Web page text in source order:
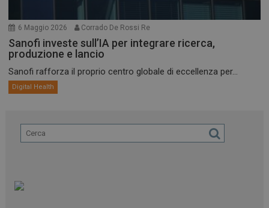
6 Maggio 2026 Corrado De Rossi Re
Sanofi investe sull’IA per integrare ricerca,
produzione e lancio
Sanofi rafforza il proprio centro globale di eccellenza per...
Digital Health